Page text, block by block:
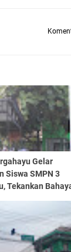
Gelar
Siswa SMPN 3
Tekankan